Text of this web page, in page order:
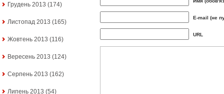
Грудень 2013 (174)
Листопад 2013 (165)
Жовтень 2013 (116)
Вересень 2013 (124)
Серпень 2013 (162)
Липень 2013 (54)
E-mail (не
URL